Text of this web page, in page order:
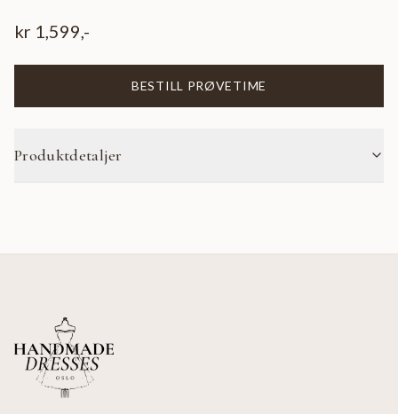
kr 1,599,-
BESTILL PRØVETIME
Produktdetaljer